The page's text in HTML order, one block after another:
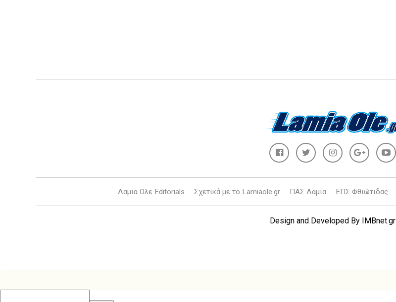
Λαμια Ολε Editorials Σχετικά με το Lamiaole.gr ΠΑΣ Λαμία ΕΠΣ Φθιώτιδας
Design and Developed By IMBnet.gr